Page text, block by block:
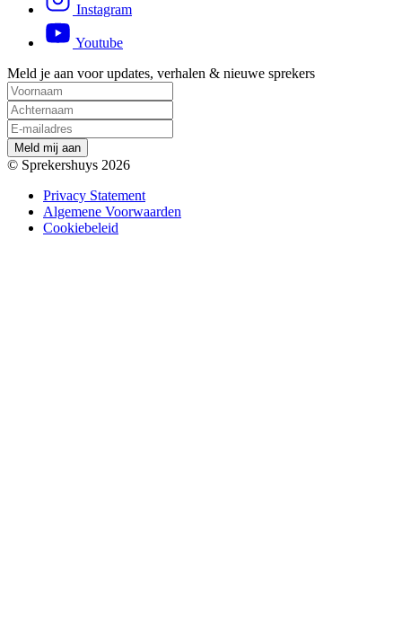
Instagram
Youtube
Meld je aan voor updates, verhalen & nieuwe sprekers
Meld mij aan
© Sprekershuys 2026
Privacy Statement
Algemene Voorwaarden
Cookiebeleid